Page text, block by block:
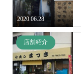
2020.06.28
店舗紹介